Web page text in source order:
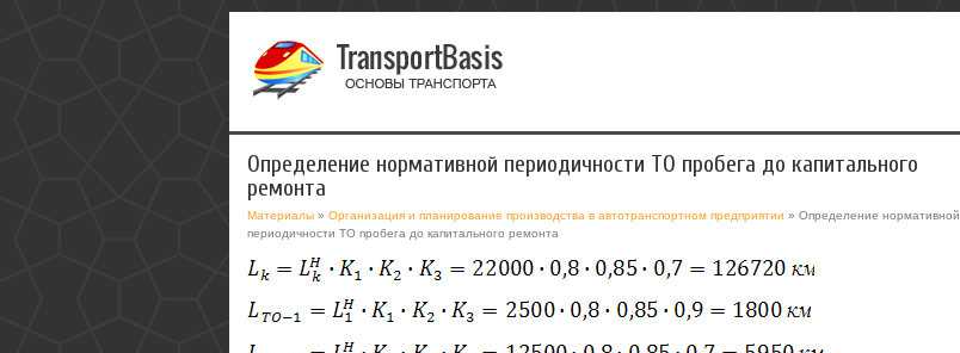
Определение нормативной периодичности ТО пробега до капитального
ремонта
Материалы » Организация и планирование производства в автотранспортном предприятии » Определение нормативной
периодичности ТО пробега до капитального ремонта